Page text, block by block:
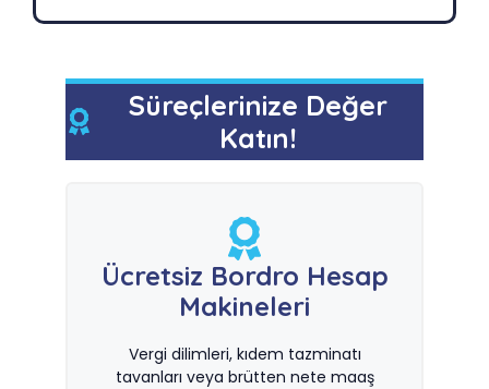
Süreçlerinize Değer
Katın!
Ücretsiz Bordro Hesap
Makineleri
Vergi dilimleri, kıdem tazminatı
tavanları veya brütten nete maaş